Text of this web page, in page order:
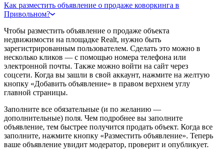
Как разместить объявление о продаже коворкинга в
Привольном?
Чтобы разместить объявление о продаже объекта
недвижимости на площадке Realt, нужно быть
зарегистрированным пользователем. Сделать это можно в
несколько кликов — с помощью номера телефона или
электронной почты. Также можно войти на сайт через
соцсети. Когда вы зашли в свой аккаунт, нажмите на желтую
кнопку «Добавить объявление» в правом верхнем углу
главной страницы.
Заполните все обязательные (и по желанию —
дополнительные) поля. Чем подробнее вы заполните
объявление, тем быстрее получится продать объект. Когда все
заполните, нажмите кнопку «Разместить объявление». Теперь
ваше объявление увидит модератор, проверит и опубликует.